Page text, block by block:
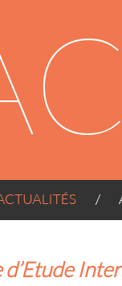
d’Etude